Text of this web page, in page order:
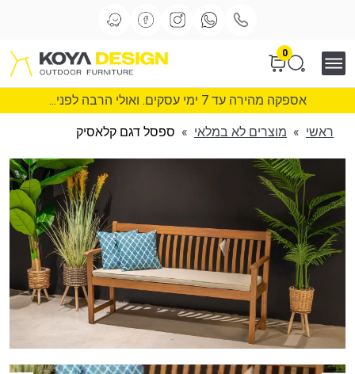
0
אספקה מהירה עד 7 ימי עסקים. ואולי הרבה לפני...
ראשי » מוצרים לא במלאי » ספסל דגם קלאסיק